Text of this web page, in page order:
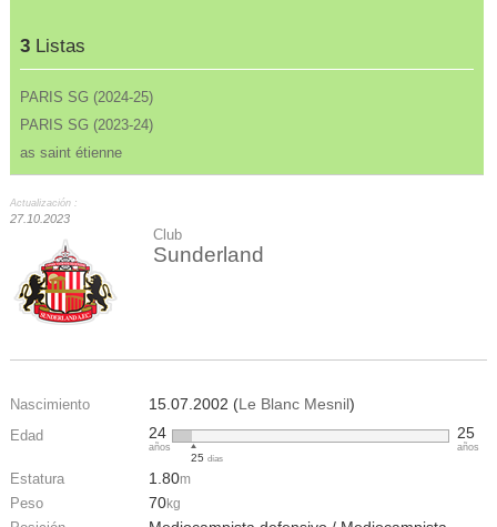
3 Listas
PARIS SG (2024-25)
PARIS SG (2023-24)
as saint étienne
Actualización :
27.10.2023
Club
Sunderland
Nascimiento 15.07.2002 (Le Blanc Mesnil)
Edad 24
años
25 días
25
años
Estatura 1.80m
Peso 70kg